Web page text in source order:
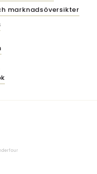
marknadsöversikter